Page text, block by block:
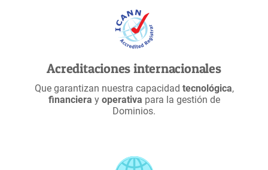
Acreditaciones internacionales
Que garantizan nuestra capacidad tecnológica,
financiera y operativa para la gestión de
Dominios.